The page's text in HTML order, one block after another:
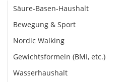
Säure-Basen-Haushalt
Bewegung & Sport
Nordic Walking
Gewichtsformeln (BMI, etc.)
Wasserhaushalt